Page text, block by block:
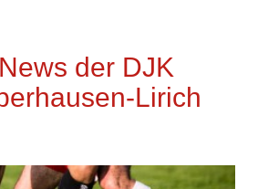
der DJK
Lirich